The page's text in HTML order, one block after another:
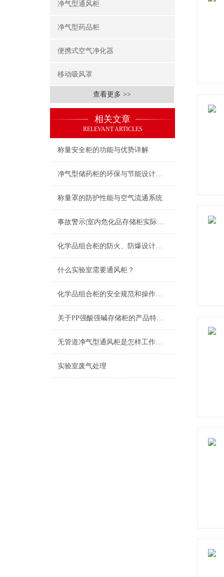
净气型通风柜
净气型药品柜
便携式空气净化器
移动吸风罩
查看更多 >>
相关文章
RELEVANT ARTICLES
称量安全柜的功能与优势详解
净气型储药柜的环保与节能设计说明
称量罩的防护性能与空气流通系统
事故警示|室内危化品存储柜实际应用的重要性
化学品组合柜的防火、防爆设计与安全保障
什么实验室需要通风柜？
化学品组合柜的安全规范和操作指南说明
关于PP强酸强碱存储柜的产品特点和保养说明
无管道净气型通风柜是怎样工作的？
实验室废气处理